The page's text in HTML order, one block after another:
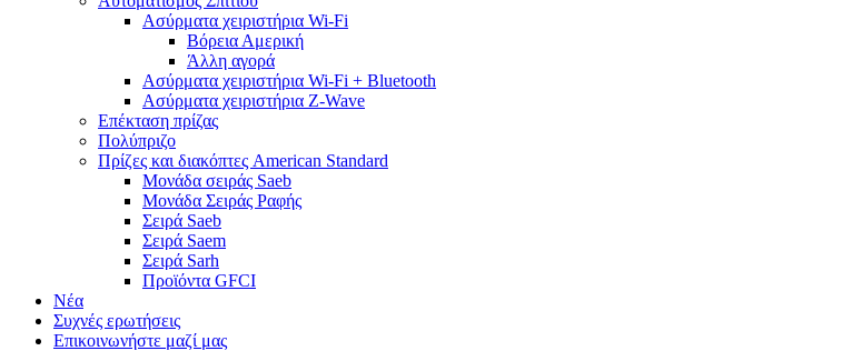
Ασύρματα χειριστήρια Wi-Fi
Βόρεια Αμερική
Άλλη αγορά
Ασύρματα χειριστήρια Wi-Fi + Bluetooth
Ασύρματα χειριστήρια Z-Wave
Επέκταση πρίζας
Πολύπριζο
Πρίζες και διακόπτες American Standard
Μονάδα σειράς Saeb
Μονάδα Σειράς Ραφής
Σειρά Saeb
Σειρά Saem
Σειρά Sarh
Προϊόντα GFCI
Νέα
Συχνές ερωτήσεις
Επικοινωνήστε μαζί μας